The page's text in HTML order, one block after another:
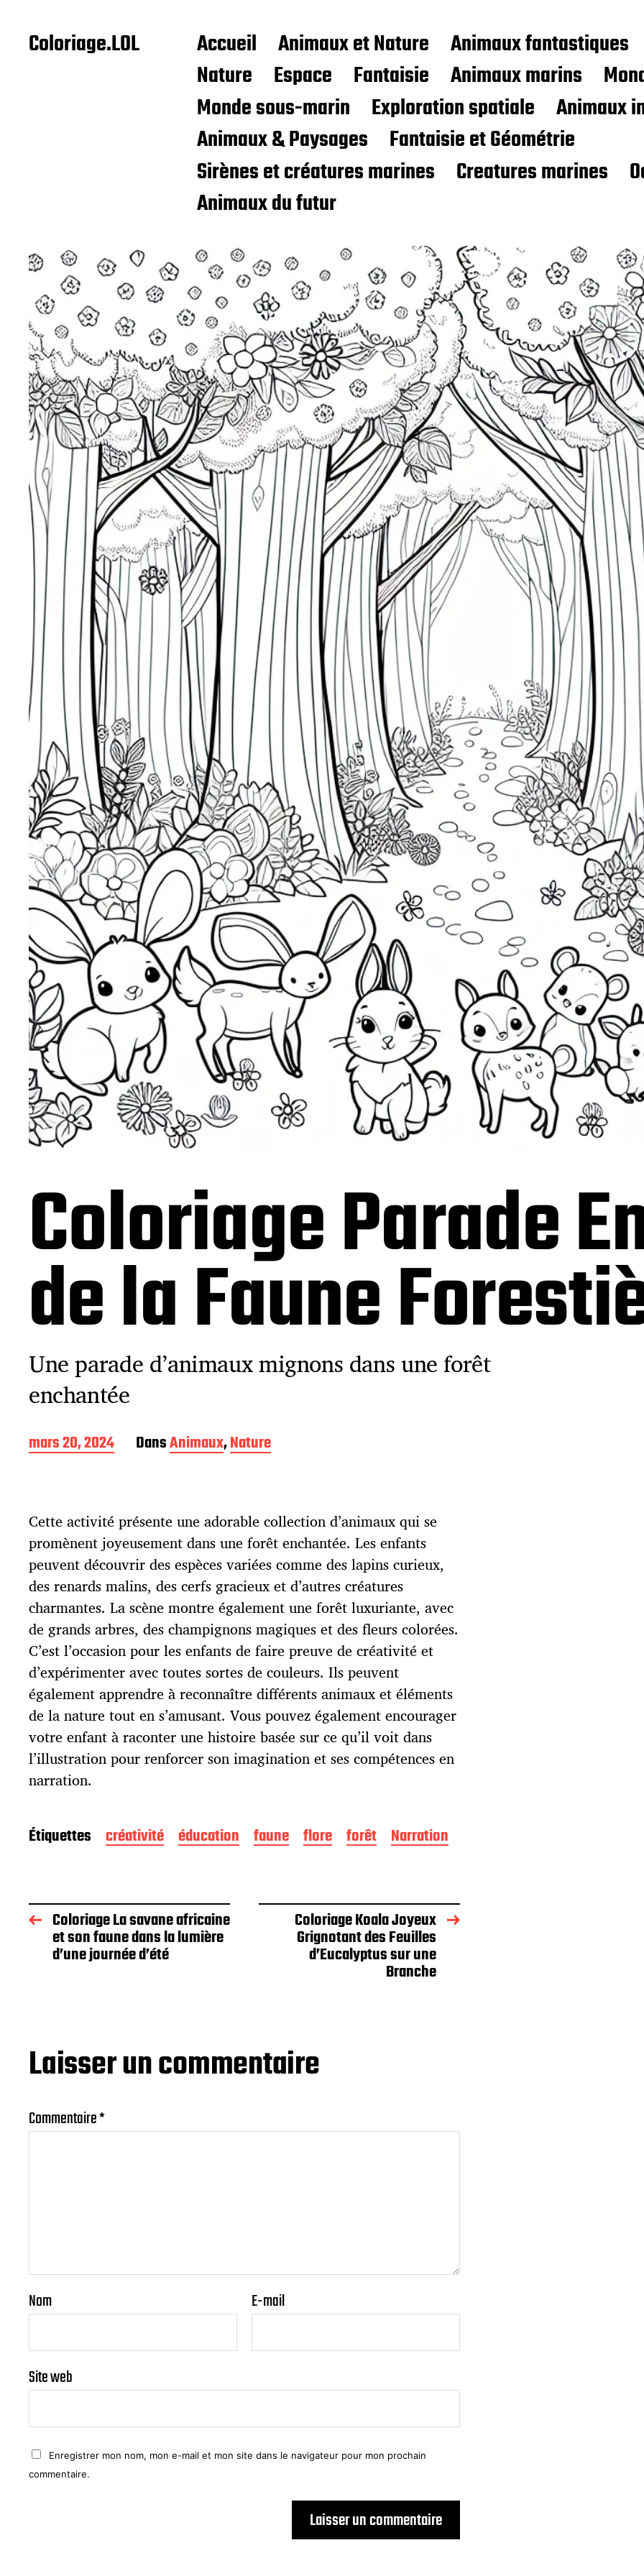
Coloriage.LOL Accueil Animaux et Nature
Animaux fantastiques
Nature
Espace Fantaisie Animaux marins
Monde sous-marin
Exploration spatiale
Animaux
Animaux & Paysages
Fantaisie et Géométrie
Sirènes et créatures marines
Creatures marines
Animaux du futur
Coloriage Parade
de la Faune
Une parade d’animaux mignons dans une forêt
enchantée
D
a
e
p
u
b
l
i
c
a
t
i
o
n
mars 20, 2024 DansAnimaux,Nature
Cette activité présente une adorable collection d’animaux qui se
promènent joyeusement dans une forêt enchantée. Les enfants
peuvent découvrir des espèces variées comme des lapins curieux,
des renards malins, des cerfs gracieux et d’autres créatures
charmantes. La scène montre également une forêt luxuriante, avec
de grands arbres, des champignons magiques et des fleurs colorées.
C’est l’occasion pour les enfants de faire preuve de créativité et
d’expérimenter avec toutes sortes de couleurs. Ils peuvent
également apprendre à reconnaître différents animaux et éléments
de la nature tout en s’amusant. Vous pouvez également encourager
votre enfant à raconter une histoire basée sur ce qu’il voit dans
l’illustration pour renforcer son imagination et ses compétences en
narration.
Étiquettes créativité éducation faune flore forêt Narration
Coloriage La savane africaine
et son faune dans la lumière
d’une journée d’été
Coloriage Koala Joyeux
Grignotant des Feuilles
d’Eucalyptus sur une
Branche
Laisser un commentaire
Commentaire*
Nom E-mail
Site web
Enregistrer mon nom, mon e-mail et mon site dans le navigateur pour mon prochain
commentaire.